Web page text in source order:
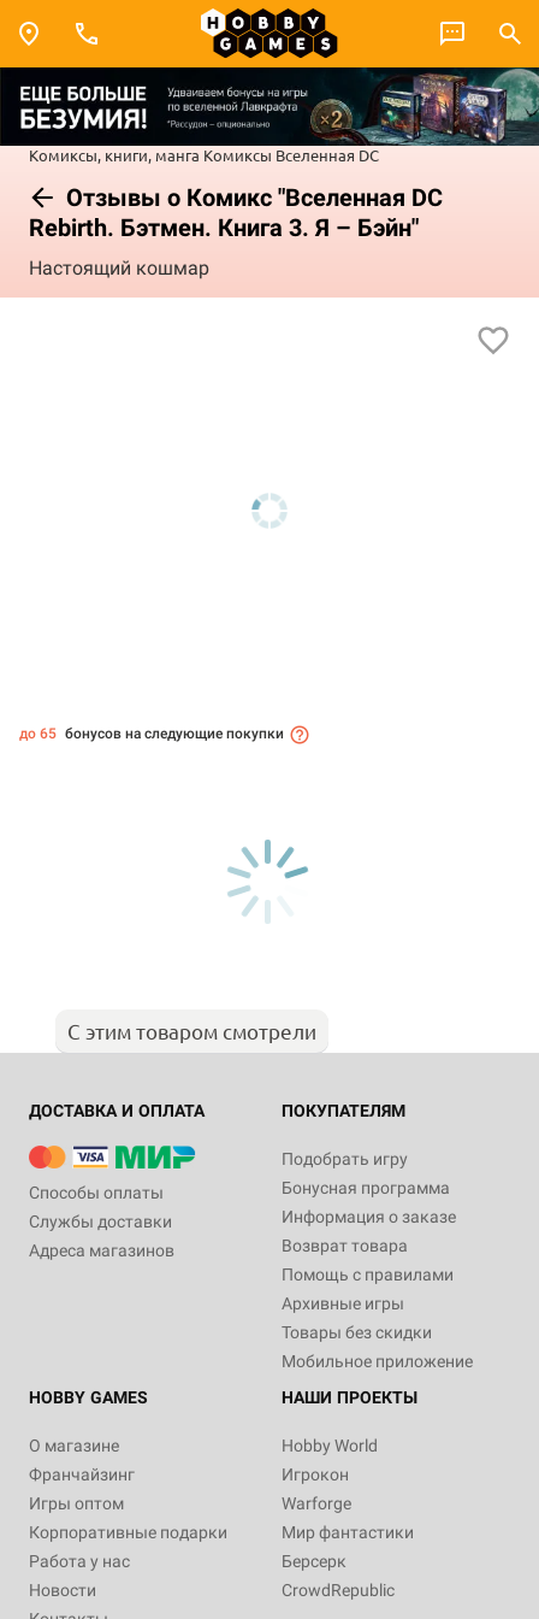
Комиксы, книги, манга Комиксы Вселенная DC
Отзывы о Комикс "Вселенная DC
Rebirth. Бэтмен. Книга 3. Я – Бэйн"
Настоящий кошмар
до 65 бонусов на следующие покупки
С этим товаром смотрели
ДОСТАВКА И ОПЛАТА
Способы оплаты
Службы доставки
Адреса магазинов
ПОКУПАТЕЛЯМ
Подобрать игру
Бонусная программа
Информация о заказе
Возврат товара
Помощь с правилами
Архивные игры
Товары без скидки
Мобильное приложение
HOBBY GAMES
О магазине
Франчайзинг
Игры оптом
Корпоративные подарки
Работа у нас
Новости
НАШИ ПРОЕКТЫ
Hobby World
Игрокон
Warforge
Мир фантастики
Берсерк
CrowdRepublic